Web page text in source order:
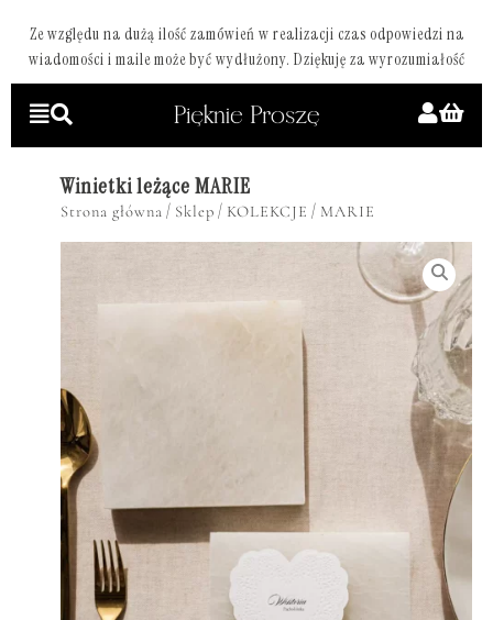
Ze względu na dużą ilość zamówień w realizacji czas odpowiedzi na
wiadomości i maile może być wydłużony. Dziękuję za wyrozumiałość
Winietki leżące MARIE
Strona główna / Sklep / KOLEKCJE / MARIE